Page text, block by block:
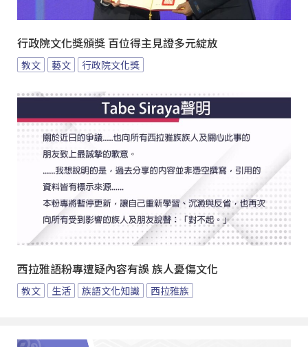
行政院文化獎頒獎 百位得主見證多元綻放
教文 藝文 行政院文化獎
西拉雅語粉專遭疑內容有誤 族人憂傷文化
教文 生活 族語文化知識 西拉雅族